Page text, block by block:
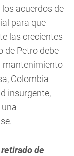
acuerdos de
para que
las crecientes
de Petro debe
mantenimiento
Colombia
insurgente,
de